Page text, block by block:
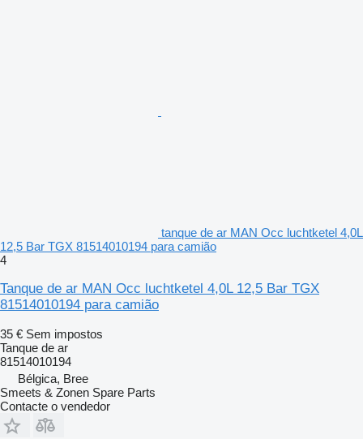
tanque de ar MAN Occ luchtketel 4,0L
12,5 Bar TGX 81514010194 para camião
4
Tanque de ar MAN Occ luchtketel 4,0L 12,5 Bar TGX
81514010194 para camião
35 € Sem impostos
Tanque de ar
81514010194
Bélgica, Bree
Smeets & Zonen Spare Parts
Contacte o vendedor